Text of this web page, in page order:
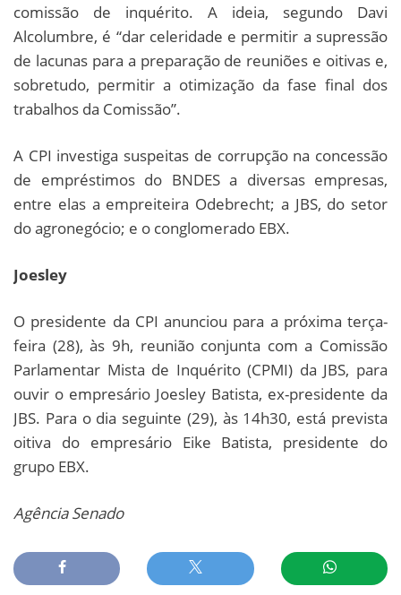
comissão de inquérito. A ideia, segundo Davi
Alcolumbre, é “dar celeridade e permitir a supressão
de lacunas para a preparação de reuniões e oitivas e,
sobretudo, permitir a otimização da fase final dos
trabalhos da Comissão”.
A CPI investiga suspeitas de corrupção na concessão
de empréstimos do BNDES a diversas empresas,
entre elas a empreiteira Odebrecht; a JBS, do setor
do agronegócio; e o conglomerado EBX.
Joesley
O presidente da CPI anunciou para a próxima terça-
feira (28), às 9h, reunião conjunta com a Comissão
Parlamentar Mista de Inquérito (CPMI) da JBS, para
ouvir o empresário Joesley Batista, ex-presidente da
JBS. Para o dia seguinte (29), às 14h30, está prevista
oitiva do empresário Eike Batista, presidente do
grupo EBX.
Agência Senado